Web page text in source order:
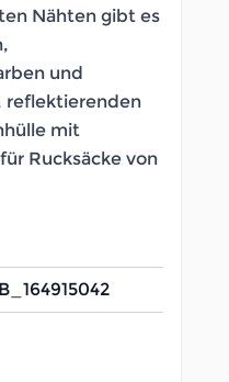
Nähten gibt es
und
reflektierenden
mit
Rucksäcke von